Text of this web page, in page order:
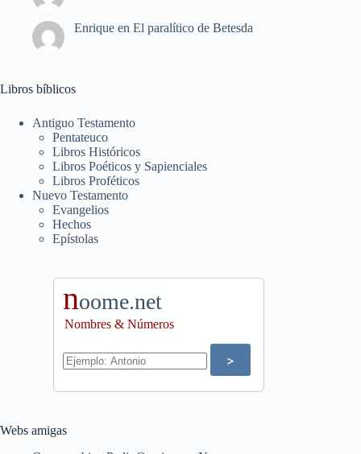
Enrique en El paralítico de Betesda
Libros bíblicos
Antiguo Testamento
Pentateuco
Libros Históricos
Libros Poéticos y Sapienciales
Libros Proféticos
Nuevo Testamento
Evangelios
Hechos
Epístolas
noome.net
Nombres & Números
Webs amigas